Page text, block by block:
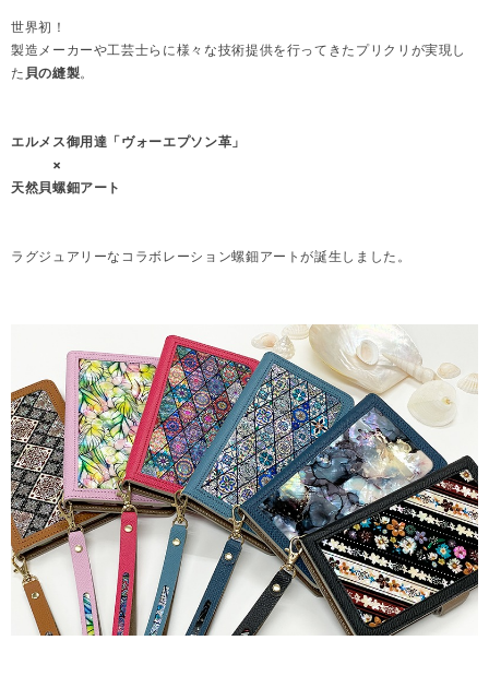
世界初！
製造メーカーや工芸士らに様々な技術提供を行ってきたプリクリが実現し
た 貝の縫製。
エルメス御用達「ヴォーエプソン革」
×
天然貝螺鈿アート
ラグジュアリーなコラボレーション螺鈿アートが誕生しました。